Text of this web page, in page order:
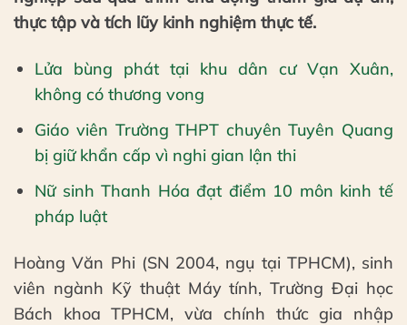
thực tập và tích lũy kinh nghiệm thực tế.
Lửa bùng phát tại khu dân cư Vạn Xuân,
không có thương vong
Giáo viên Trường THPT chuyên Tuyên Quang
bị giữ khẩn cấp vì nghi gian lận thi
Nữ sinh Thanh Hóa đạt điểm 10 môn kinh tế
pháp luật
Hoàng Văn Phi (SN 2004, ngụ tại TPHCM), sinh
viên ngành Kỹ thuật Máy tính, Trường Đại học
Bách khoa TPHCM, vừa chính thức gia nhập